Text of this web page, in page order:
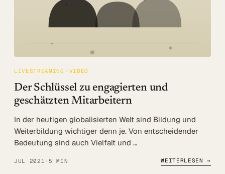
LIVESTREAMING VIDEO
Der Schlüssel zu engagierten und
geschätzten Mitarbeitern
In der heutigen globalisierten Welt sind Bildung und
Weiterbildung wichtiger denn je. Von entscheidender
Bedeutung sind auch Vielfalt und …
JUL 2021 · 5 MIN WEITERLESEN →